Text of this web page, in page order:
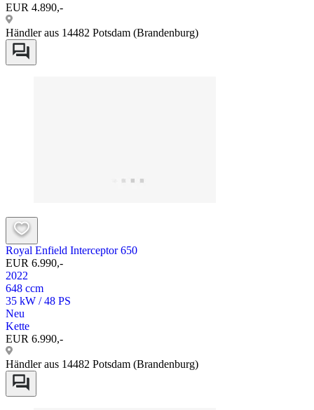
EUR 4.890,-
Händler aus 14482 Potsdam (Brandenburg)
Royal Enfield Interceptor 650
EUR 6.990,-
2022
648 ccm
35 kW / 48 PS
Neu
Kette
EUR 6.990,-
Händler aus 14482 Potsdam (Brandenburg)